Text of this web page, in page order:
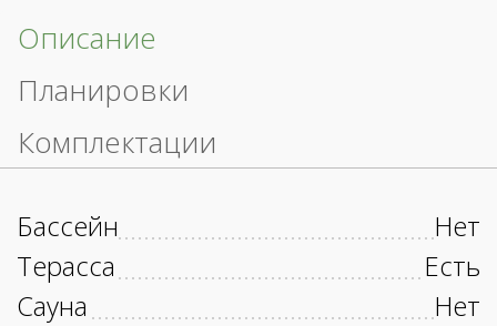
Описание
Планировки
Комплектации
Бассейн
Нет
Терасса
Есть
Сауна
Нет